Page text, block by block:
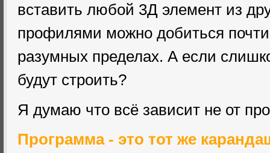
вставить любой 3Д элемент из
профилями можно добиться
разумных пределах. А если
будут строить?
Я думаю что всё зависит не от
Программа - это тот же